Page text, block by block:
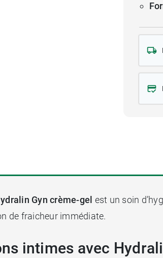
Gyn crème-gel est un soin
de fraicheur immédiate.
intimes avec